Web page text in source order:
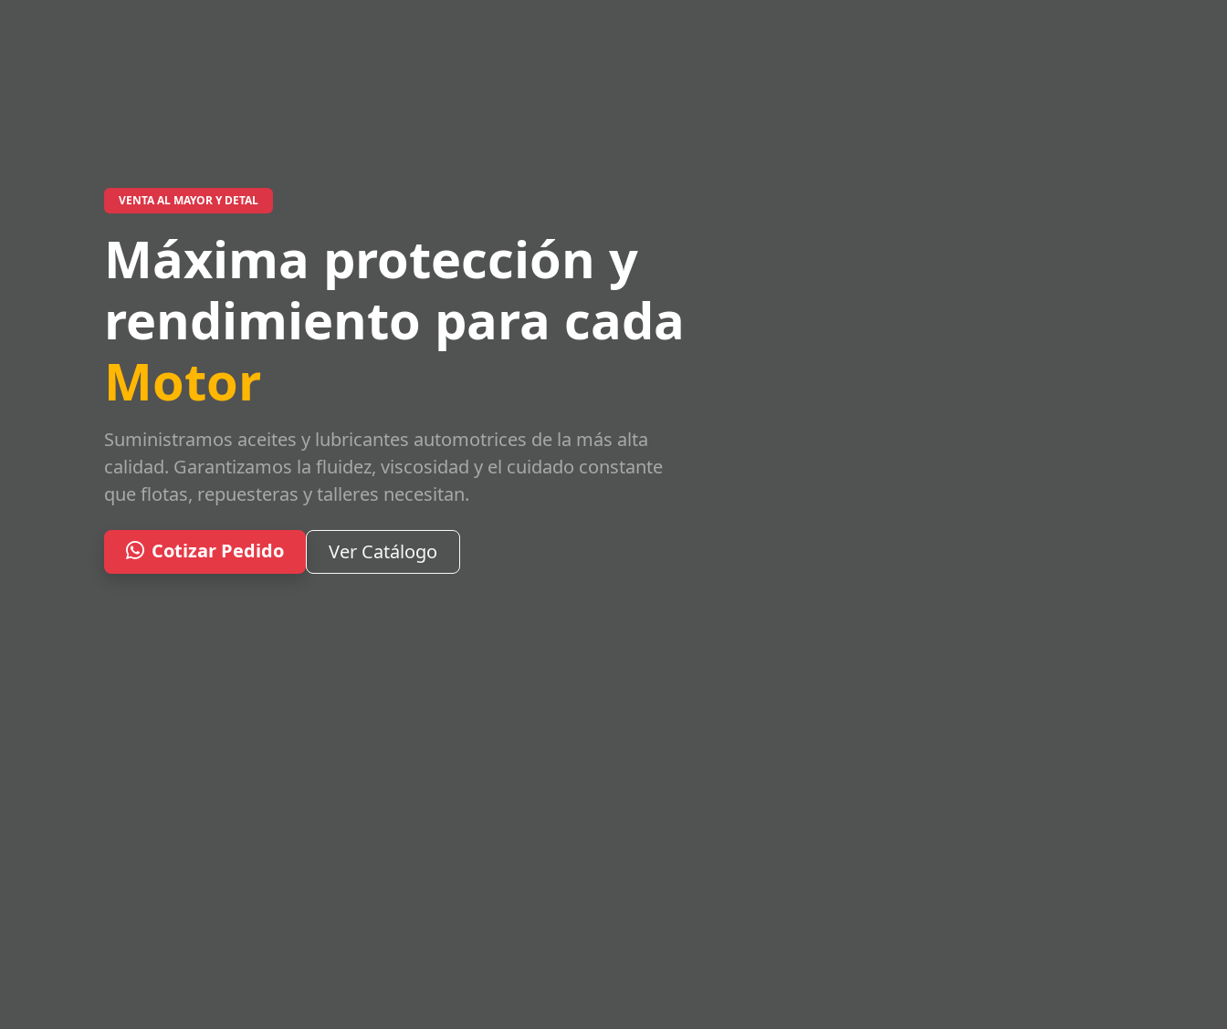
VENTA AL MAYOR Y DETAL
Máxima protección y
rendimiento para cada
Motor
Suministramos aceites y lubricantes automotrices de la más alta
calidad. Garantizamos la fluidez, viscosidad y el cuidado constante
que flotas, repuesteras y talleres necesitan.
Cotizar Pedido Ver Catálogo